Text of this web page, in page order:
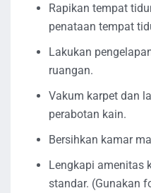
Rapikan tempat
penataan tempat
Lakukan
ruangan.
Vakum karpet dan
perabotan kain.
Bersihkan kamar
Lengkapi amenitas
standar. (Gunakan